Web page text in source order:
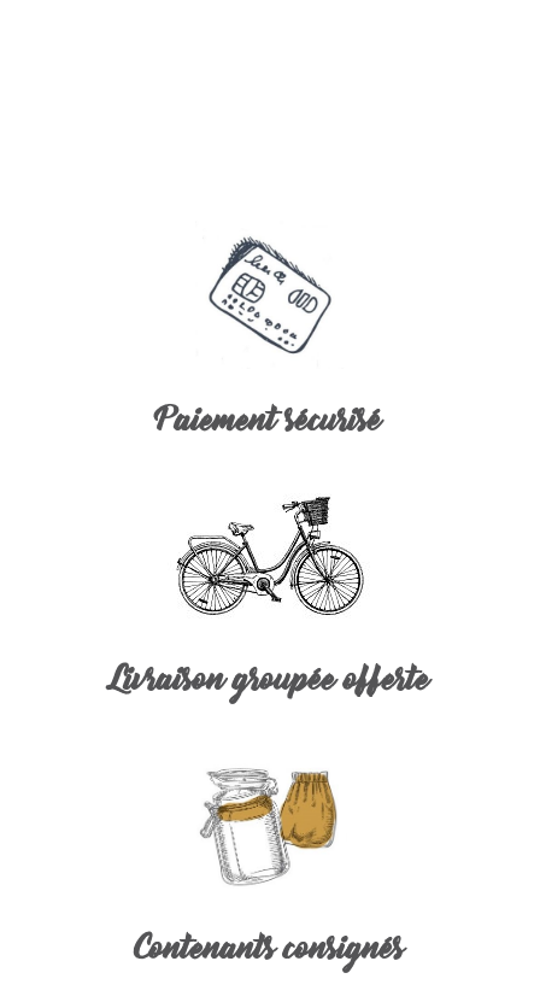
Paiement sécurisé
Livraison groupée offerte
Contenants consignés